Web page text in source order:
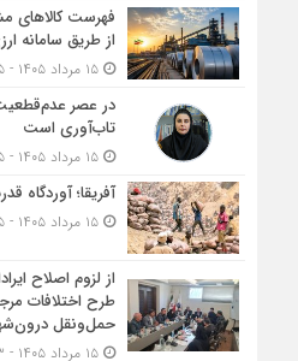
فهرست کالاهای
از طریق سامانه
۱۵ مرداد ۱۴۰۵ - ۱۰:۴۵
در عصر
تاب‌آوری است
۱۵ مرداد ۱۴۰۵ - ۱۰:۰۵
آفریقا؛ آوردگاه
۱۵ مرداد ۱۴۰۵ - ۹:۴۵
از لزوم اصلاح
طرح اختلافات
حمل‌ونقل
۱۵ مرداد ۱۴۰۵ - ۹:۳۳